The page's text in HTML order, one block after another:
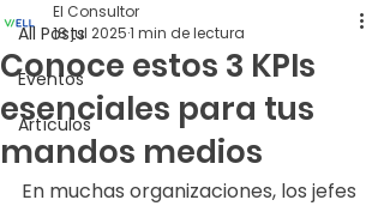
All Posts
Eventos
Artículos
Conoce estos 3 KPIs
esenciales para tus
mandos medios
El Consultor
18 jul 20251 min de lectura
En muchas organizaciones, los jefes